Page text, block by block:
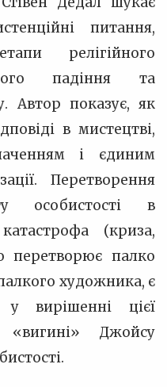
питання,
релігійного
падіння та
Автор показує, як
в мистецтві,
і єдиним
Перетворення
особистості в
(криза,
перетворює палко
художника, є
вирішенні цієї
Джойсу